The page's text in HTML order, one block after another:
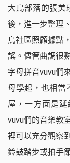
大鳥部落的張美
後，進一步整理
鳥社區照顧據點
謠。儘管曲調很
字母拼音vuvu們
母學起，也相當
屋，一方面是
vuvu們的音樂教
裡可以充分觀察
鈴鼓踏步或拍手